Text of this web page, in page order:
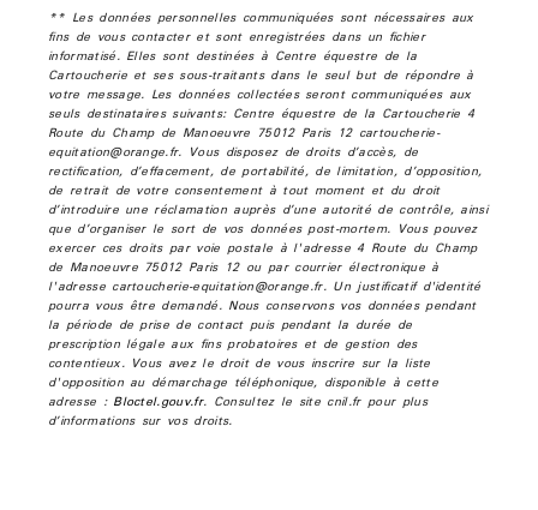
** Les données personnelles communiquées sont nécessaires aux
fins de vous contacter et sont enregistrées dans un fichier
informatisé. Elles sont destinées à Centre équestre de la
Cartoucherie et ses sous-traitants dans le seul but de répondre à
votre message. Les données collectées seront communiquées aux
seuls destinataires suivants: Centre équestre de la Cartoucherie 4
Route du Champ de Manoeuvre 75012 Paris 12 cartoucherie-
equitation@orange.fr. Vous disposez de droits d’accès, de
rectification, d’effacement, de portabilité, de limitation, d’opposition,
de retrait de votre consentement à tout moment et du droit
d’introduire une réclamation auprès d’une autorité de contrôle, ainsi
que d’organiser le sort de vos données post-mortem. Vous pouvez
exercer ces droits par voie postale à l'adresse 4 Route du Champ
de Manoeuvre 75012 Paris 12 ou par courrier électronique à
l'adresse cartoucherie-equitation@orange.fr. Un justificatif d'identité
pourra vous être demandé. Nous conservons vos données pendant
la période de prise de contact puis pendant la durée de
prescription légale aux fins probatoires et de gestion des
contentieux. Vous avez le droit de vous inscrire sur la liste
d'opposition au démarchage téléphonique, disponible à cette
adresse : Bloctel.gouv.fr. Consultez le site cnil.fr pour plus
d’informations sur vos droits.